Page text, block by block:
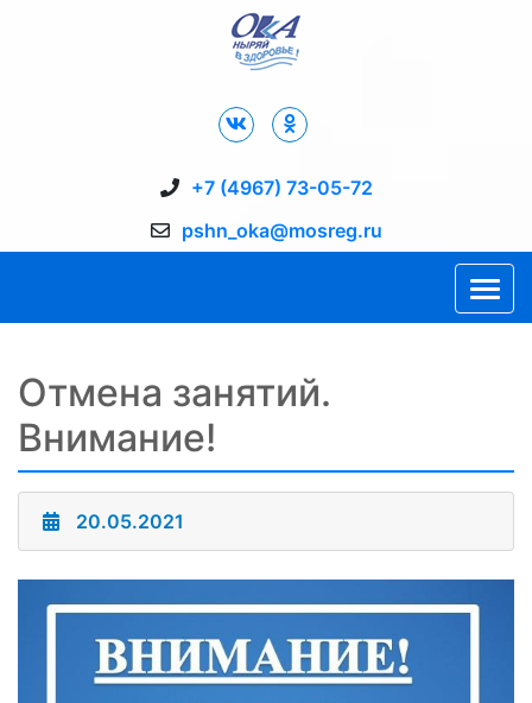
+7 (4967) 73-05-72
pshn_oka@mosreg.ru
Отмена занятий.
Внимание!
20.05.2021